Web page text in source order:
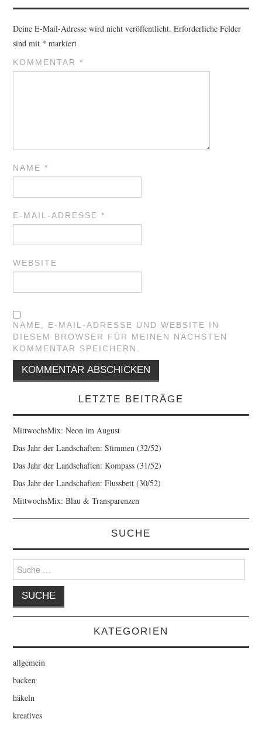
Deine E-Mail-Adresse wird nicht veröffentlicht. Erforderliche Felder
sind mit * markiert
KOMMENTAR*
NAME*
E-MAIL-ADRESSE*
WEBSITE
NAME, E-MAIL-ADRESSE UND WEBSITE IN
DIESEM BROWSER FÜR MEINEN NÄCHSTEN
KOMMENTAR SPEICHERN.
LETZTE BEITRÄGE
MittwochsMix: Neon im August
Das Jahr der Landschaften: Stimmen (32/52)
Das Jahr der Landschaften: Kompass (31/52)
Das Jahr der Landschaften: Flussbett (30/52)
MittwochsMix: Blau & Transparenzen
SUCHE
Suche
nach:
KATEGORIEN
allgemein
backen
häkeln
kreatives